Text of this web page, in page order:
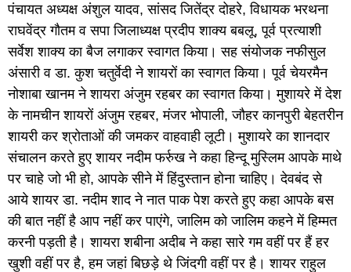
पंचायत अध्यक्ष अंशुल यादव, सांसद जितेंद्र दोहरे, विधायक भरथना
राघवेंद्र गौतम व सपा जिलाध्यक्ष प्रदीप शाक्य बबलू, पूर्व प्रत्याशी
सर्वेश शाक्य का बैज लगाकर स्वागत किया। सह संयोजक नफीसुल
अंसारी व डा. कुश चतुर्वेदी ने शायरों का स्वागत किया। पूर्व चेयरमैन
नोशाबा खानम ने शायरा अंजुम रहबर का स्वागत किया। मुशायरे में देश
के नामचीन शायरों अंजुम रहबर, मंजर भोपाली, जौहर कानपुरी बेहतरीन
शायरी कर श्रोताओं की जमकर वाहवाही लूटी। मुशायरे का शानदार
संचालन करते हुए शायर नदीम फर्रुख ने कहा हिन्दू मुस्लिम आपके माथे
पर चाहे जो भी हो, आपके सीने में हिंदुस्तान होना चाहिए। देवबंद से
आये शायर डा. नदीम शाद ने नात पाक पेश करते हुए कहा आपके बस
की बात नहीं है आप नहीं कर पाएंगे, जालिम को जालिम कहने में हिम्मत
करनी पड़ती है। शायरा शबीना अदीब ने कहा सारे गम वहीं पर हैं हर
खुशी वहीं पर है, हम जहां बिछड़े थे जिंदगी वहीं पर है। शायर राहुल